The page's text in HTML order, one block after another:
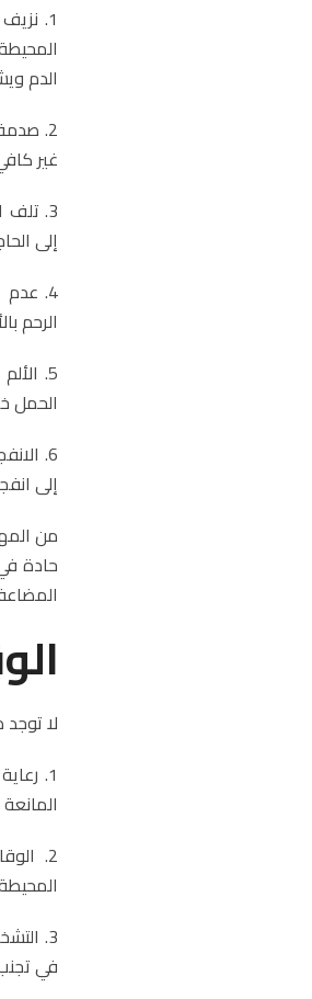
1.
الدم
2.
غير
3.
إلى
4.
الرحم
5.
الحمل
6.
إلى
من
حادة
لا
1.
2.
3.
في